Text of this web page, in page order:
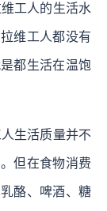
工人的生活水
维工人都没有
都生活在温饱
生活质量并不
但在食物消费
酪、啤酒、糖